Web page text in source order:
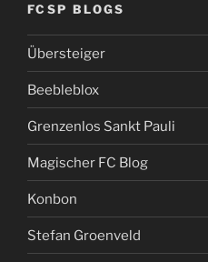
FCSP BLOGS
Übersteiger
Beebleblox
Grenzenlos Sankt Pauli
Magischer FC Blog
Konbon
Stefan Groenveld